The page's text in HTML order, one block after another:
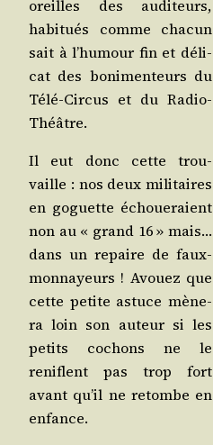
oreilles des audi­teurs,
habi­tués comme cha­cun
sait à l’humour fin et déli­
cat des boni­men­teurs du
Télé-Cir­cus et du Radio-
Théâtre.
Il eut donc cette trou­
vaille : nos deux mili­taires
en goguette échoue­raient
non au « grand 16 » mais…
dans un repaire de faux-
mon­nayeurs ! Avouez que
cette petite astuce mène­
ra loin son auteur si les
petits cochons ne le
reniflent pas trop fort
avant qu’il ne retombe en
enfance.